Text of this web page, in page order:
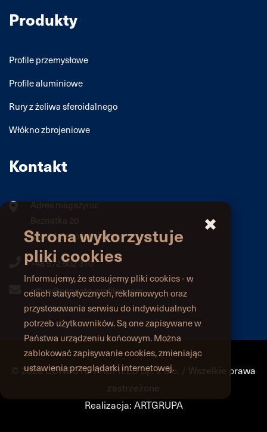
Produkty
Profile przemysłowe
Profile aluminiowe
Rury z żeliwa sferoidalnego
Włókno zbrojeniowe
Kontakt
Adres magazynu:
Beznatka 20
62-834 Ceków Kolonia
+48 572 502 310
office@conecto-profiles.com
© 2026 CONECTO PROFILES Sp. z o.o. / Wszelkie prawa
zastrzeżone
Realizacja: ARTGRUPA
Strona wykorzystuje
pliki cookies
Informujemy, że stosujemy pliki cookies - w
celach statystycznych, reklamowych oraz
przystosowania serwisu do indywidualnych
potrzeb użytkowników. Są one zapisywane w
Państwa urządzeniu końcowym. Można
zablokować zapisywanie cookies, zmieniając
ustawienia przeglądarki internetowej.